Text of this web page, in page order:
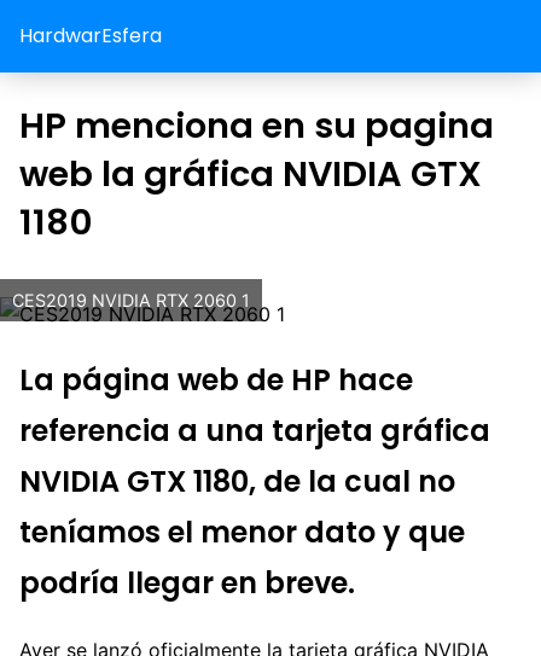
HardwarEsfera
HP menciona en su pagina
web la gráfica NVIDIA GTX
1180
CES2019 NVIDIA RTX 2060 1
La página web de HP hace
referencia a una tarjeta gráfica
NVIDIA GTX 1180, de la cual no
teníamos el menor dato y que
podría llegar en breve.
Ayer se lanzó oficialmente la tarjeta gráfica NVIDIA